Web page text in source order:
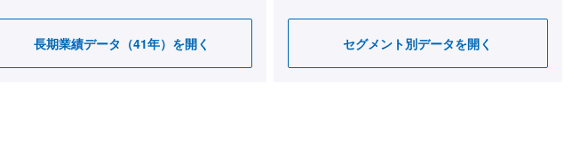
長期業績データ（41年）を開く セグメント別データを開く